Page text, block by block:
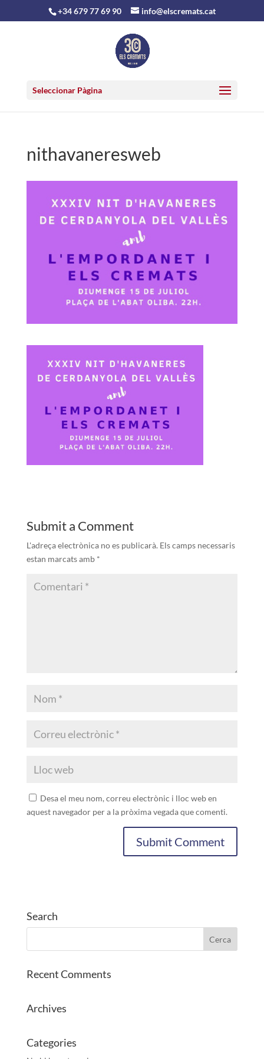
+34 679 77 69 90 info@elscremats.cat
Seleccionar Pàgina
nithavaneresweb
Submit a Comment
L'adreça electrònica no es publicarà. Els camps necessaris
estan marcats amb *
Desa el meu nom, correu electrònic i lloc web en
aquest navegador per a la pròxima vegada que comenti.
Search
Recent Comments
Archives
Categories